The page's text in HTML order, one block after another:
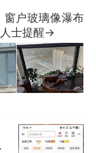
子，美国怕什
窗户玻璃像瀑布
士提醒→